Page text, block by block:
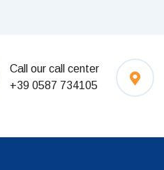
Call our call center
+39 0587 734105